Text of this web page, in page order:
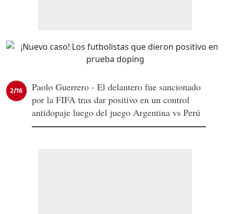
2/16
Paolo Guerrero - El delantero fue sancionado
por la FIFA tras dar positivo en un control
antidopaje luego del juego Argentina vs Perú